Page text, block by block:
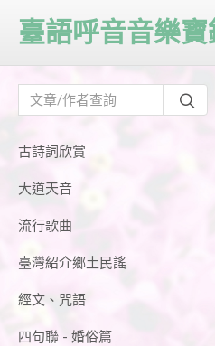
古詩詞欣賞
大道天音
流行歌曲
臺灣紹介鄉土民謠
經文、咒語
四句聯 - 婚俗篇
臺語呼音音樂寶